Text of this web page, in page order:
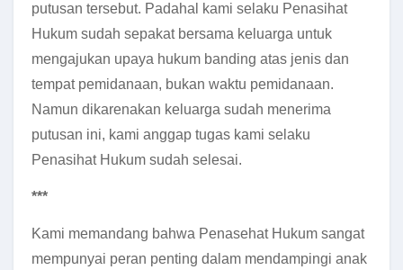
putusan tersebut. Padahal kami selaku Penasihat
Hukum sudah sepakat bersama keluarga untuk
mengajukan upaya hukum banding atas jenis dan
tempat pemidanaan, bukan waktu pemidanaan.
Namun dikarenakan keluarga sudah menerima
putusan ini, kami anggap tugas kami selaku
Penasihat Hukum sudah selesai.
***
Kami memandang bahwa Penasehat Hukum sangat
mempunyai peran penting dalam mendampingi anak